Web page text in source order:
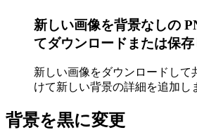
新しい画像を背景なしの
てダウンロードまたは保
新しい画像をダウンロードして
けて新しい背景の詳細​​を追加し
背景を黒に変更